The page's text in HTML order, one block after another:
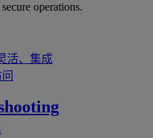
operations.
活、集成